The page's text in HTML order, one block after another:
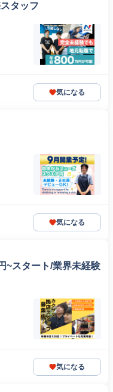
タッフ
気になる
気になる
~スタート/業界未経験
気になる